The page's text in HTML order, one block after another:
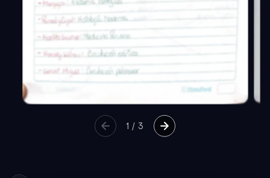
1 / 3